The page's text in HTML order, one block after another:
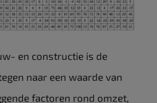
en constructie is de
naar een waarde van
factoren rond omzet,